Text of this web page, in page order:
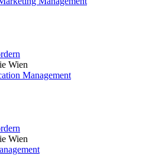
Wien
Management
Wien